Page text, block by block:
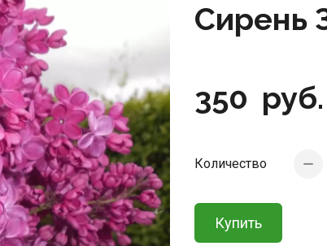
Сирень
350 руб.
Количество
Купить